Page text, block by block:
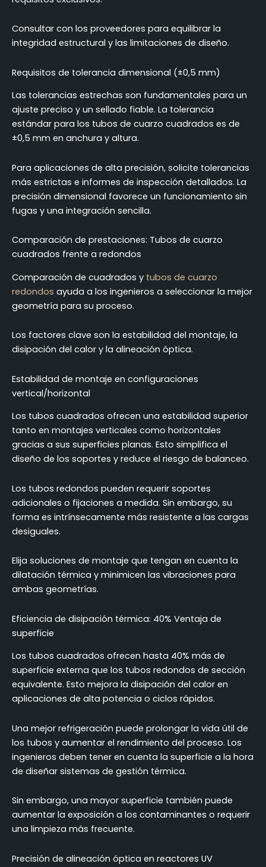
Consultar con los proveedores para equilibrar la
integridad estructural y las limitaciones de diseño.
Requisitos de tolerancia dimensional (±0,5 mm)
Las tolerancias estrechas son fundamentales para un
ajuste preciso y un sellado fiable. La tolerancia
estándar para los tubos de cuarzo cuadrados es de
±0,5 mm en anchura y altura.
Para aplicaciones de alta precisión, solicite tolerancias
más estrictas e informes de inspección detallados. La
precisión dimensional favorece un funcionamiento sin
fugas y una integración sencilla.
Comparación de prestaciones: Tubos de cuarzo
cuadrados frente a redondos
Comparación de cuadrados y tubos de cuarzo
redondos ayuda a los ingenieros a seleccionar la mejor
geometría para su proceso.
Los factores clave son la estabilidad del montaje, la
disipación del calor y la alineación óptica.
Estabilidad de montaje en configuraciones
vertical/horizontal
Los tubos cuadrados ofrecen una estabilidad superior
tanto en montajes verticales como horizontales
gracias a sus superficies planas. Esto simplifica el
diseño de los soportes y reduce el riesgo de balanceo.
Los tubos redondos pueden requerir soportes
adicionales o fijaciones a medida. Sin embargo, su
forma es intrínsecamente más resistente a las cargas
desiguales.
Elija soluciones de montaje que tengan en cuenta la
dilatación térmica y minimicen las vibraciones para
ambas geometrías.
Eficiencia de disipación térmica: 40% Ventaja de
superficie
Los tubos cuadrados ofrecen hasta 40% más de
superficie externa que los tubos redondos de sección
equivalente. Esto mejora la disipación del calor en
aplicaciones de alta potencia o ciclos rápidos.
Una mejor refrigeración puede prolongar la vida útil de
los tubos y aumentar el rendimiento del proceso. Los
ingenieros deben tener en cuenta la superficie a la hora
de diseñar sistemas de gestión térmica.
Sin embargo, una mayor superficie también puede
aumentar la exposición a los contaminantes o requerir
una limpieza más frecuente.
Precisión de alineación óptica en reactores UV